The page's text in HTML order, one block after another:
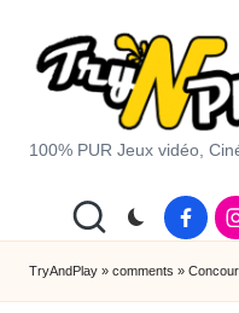
T
y
A
100% PUR Jeux vidéo,
Facebook
TryAndPlay » comments »